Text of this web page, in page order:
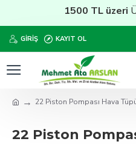
1500 TL üzeri
GIRIŞ KAYIT OL
22 Piston Pompası Hava
22 Piston